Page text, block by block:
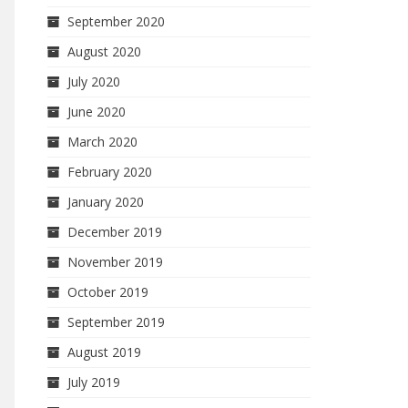
September 2020
August 2020
July 2020
June 2020
March 2020
February 2020
January 2020
December 2019
November 2019
October 2019
September 2019
August 2019
July 2019